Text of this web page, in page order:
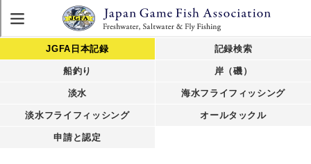
JGFA日本記録 記録検索
船釣り 岸（磯）
淡水 海水フライフィッシング
淡水フライフィッシング オールタックル
申請と認定